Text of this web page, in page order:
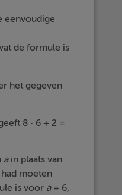
eenvoudige
de formule is
het gegeven
8 · 6 + 2 =
ain plaats van
moeten
is voor a= 6,